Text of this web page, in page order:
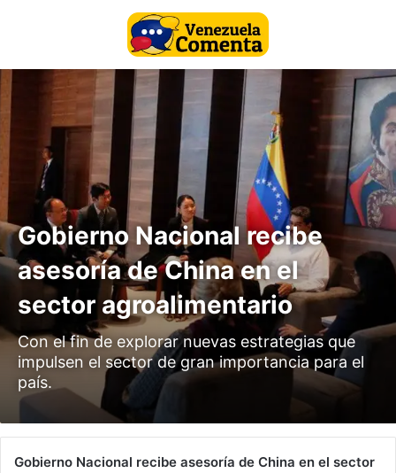
Gobierno Nacional recibe
asesoría de China en el
sector agroalimentario
Con el fin de explorar nuevas estrategias que
impulsen el sector de gran importancia para el
país.
Gobierno Nacional recibe asesoría de China en el sector